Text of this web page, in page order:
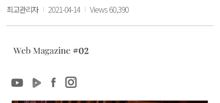
최고관리자 2021-04-14 Views 60,390